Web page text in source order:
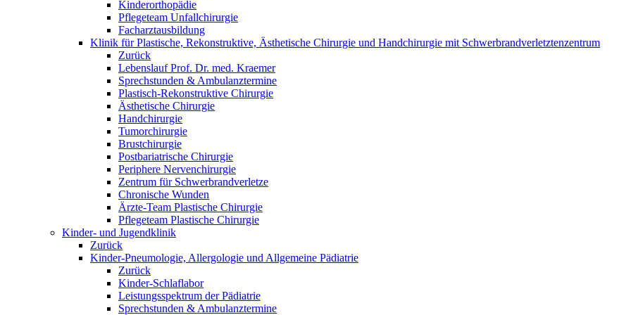
Kinderorthopädie
Pflegeteam Unfallchirurgie
Facharztausbildung
Klinik für Plastische, Rekonstruktive, Ästhetische Chirurgie und Handchirurgie mit Schwerbrandverletztenzentrum
Zurück
Lebenslauf Prof. Dr. med. Kraemer
Sprechstunden & Ambulanztermine
Plastisch-Rekonstruktive Chirurgie
Ästhetische Chirurgie
Handchirurgie
Tumorchirurgie
Brustchirurgie
Postbariatrische Chirurgie
Periphere Nervenchirurgie
Zentrum für Schwerbrandverletze
Chronische Wunden
Ärzte-Team Plastische Chirurgie
Pflegeteam Plastische Chirurgie
Kinder- und Jugendklinik
Zurück
Kinder-Pneumologie, Allergologie und Allgemeine Pädiatrie
Zurück
Kinder-Schlaflabor
Leistungsspektrum der Pädiatrie
Sprechstunden & Ambulanztermine